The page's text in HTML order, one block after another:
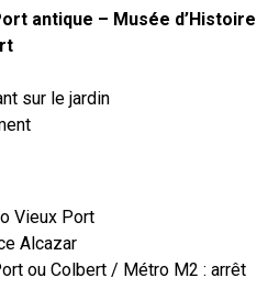
antique – Musée d’Histoire
sur le jardin
Vieux Port
Alcazar
ou Colbert / Métro M2 : arrêt